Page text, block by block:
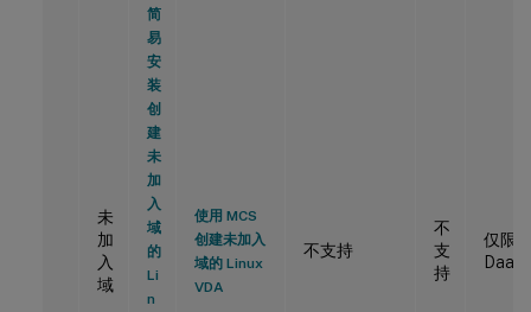
未
加
入
域
简
易
安
装
创
建
未
加
入
域
的
Li
n
使用 MCS
创建未加入
域的 Linux
VDA
不支持
不
支
持
仅限
DaaS